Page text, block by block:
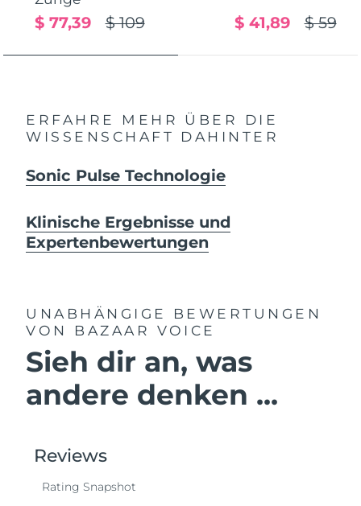
$ 109
$ 77,39 $ 59
$ 41,89
ERFAHRE MEHR ÜBER DIE
WISSENSCHAFT DAHINTER
Sonic Pulse Technologie
Klinische Ergebnisse und
Expertenbewertungen
UNABHÄNGIGE BEWERTUNGEN
VON BAZAAR VOICE
Sieh dir an, was
andere denken ...